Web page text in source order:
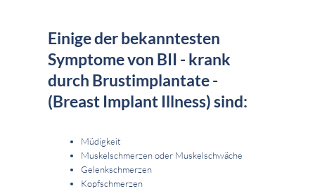
Einige der bekanntesten
Symptome von BII - krank
durch Brustimplantate -
(Breast Implant Illness) sind:
Müdigkeit
Muskelschmerzen oder Muskelschwäche
Gelenkschmerzen
Kopfschmerzen